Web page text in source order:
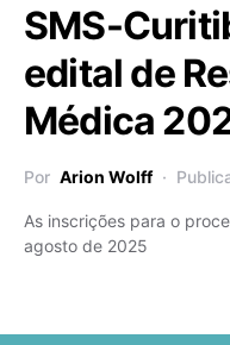
SMS-
edital de
Médica
Por Arion Wolff
As inscrições para o
agosto de 2025